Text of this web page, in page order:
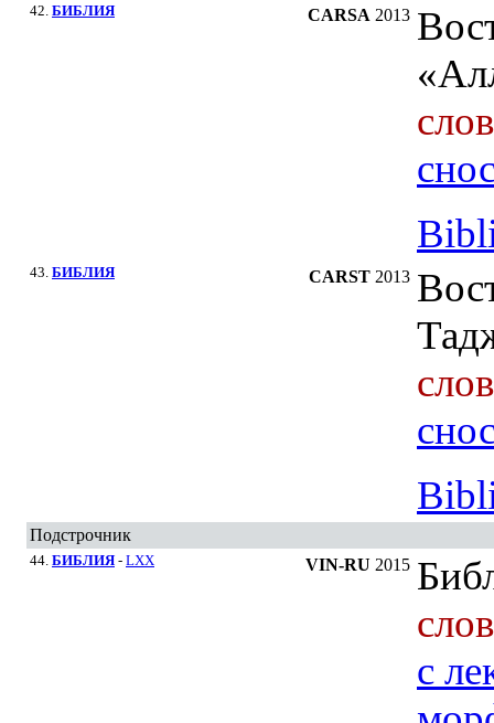
42. БИБЛИЯ CARSA 2013
43. БИБЛИЯ CARST 2013
Подстрочник
44. БИБЛИЯ - LXX VIN-RU 2015
c